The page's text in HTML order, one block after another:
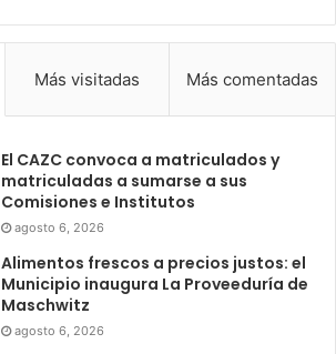
Más visitadas Más comentadas
El CAZC convoca a matriculados y
matriculadas a sumarse a sus
Comisiones e Institutos
agosto 6, 2026
Alimentos frescos a precios justos: el
Municipio inaugura La Proveeduría de
Maschwitz
agosto 6, 2026